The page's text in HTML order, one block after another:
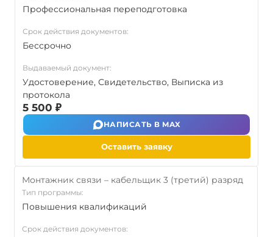
Профессиональная переподготовка
Срок действия документов:
Бессрочно
Выдаваемый документ:
Удостоверение, Свидетельство, Выписка из
протокола
5 500 ₽
НАПИСАТЬ В MAX
Оставить заявку
Монтажник связи – кабельщик 3 (третий) разряд
Тип программы:
Повышения квалификаций
Срок действия документов: